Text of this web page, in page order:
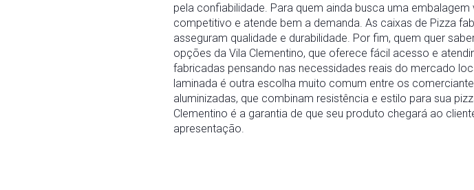
pela confiabilidade. Para quem ainda busca uma
competitivo e atende bem a demanda. As caixas de Pizza
asseguram qualidade e durabilidade. Por fim, quem quer
opções da Vila Clementino, que oferece fácil acesso e
fabricadas pensando nas necessidades reais do mercado
laminada é outra escolha muito comum entre os
aluminizadas, que combinam resistência e estilo para sua
Clementino é a garantia de que seu produto chegará ao
apresentação.